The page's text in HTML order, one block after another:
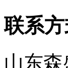
联系
山东